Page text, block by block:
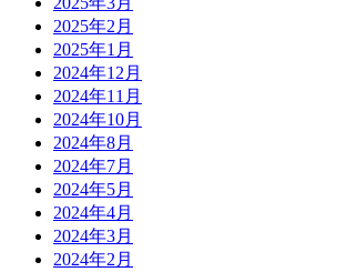
2025年2月
2025年1月
2024年12月
2024年11月
2024年10月
2024年8月
2024年7月
2024年5月
2024年4月
2024年3月
2024年2月